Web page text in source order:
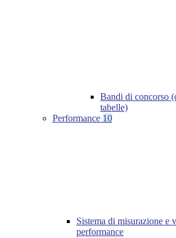
Bandi di concorso
tabelle)
Performance 10
Sistema di misurazione e
performance